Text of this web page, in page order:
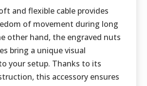
and flexible cable provides
of movement during long
other hand, the engraved nuts
bring a unique visual
your setup. Thanks to its
this accessory ensures